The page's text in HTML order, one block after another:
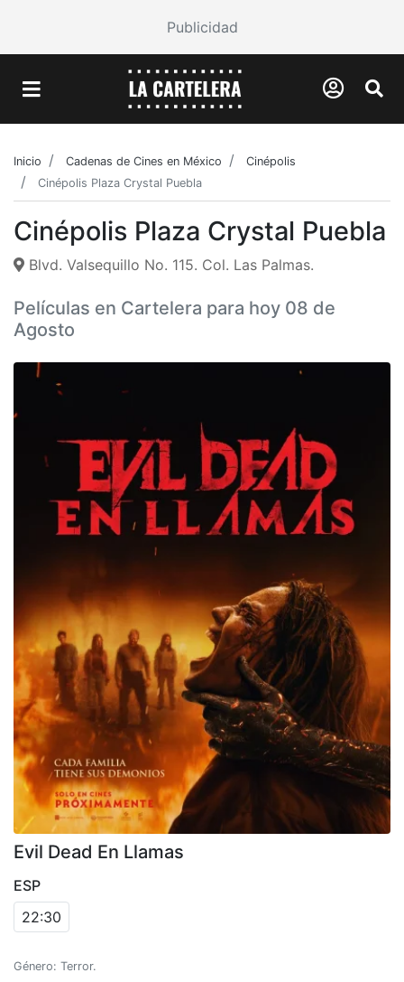
Publicidad
Inicio Cadenas de Cines en México
Cinépolis
Cinépolis Plaza Crystal Puebla
Cinépolis Plaza Crystal Puebla
Blvd. Valsequillo No. 115. Col. Las Palmas.
Películas en Cartelera para hoy 08 de
Agosto
Evil Dead En Llamas
ESP
22:30
Género: Terror.